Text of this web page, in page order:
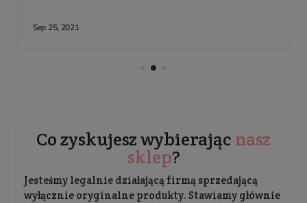
Co zyskujesz wybierając nasz
sklep?
Jesteśmy legalnie działającą firmą sprzedającą
wyłącznie oryginalne produkty. Stawiamy głównie